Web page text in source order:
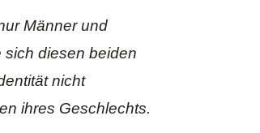
Männer und
diesen beiden
nicht
ihres Geschlechts.